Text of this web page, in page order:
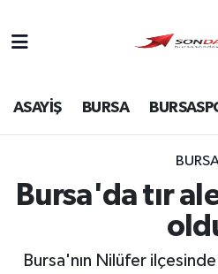
ASAYİŞ BURSA
Bursa'da tır
Bursa'nın Nilüfer
Bursa
Ekonomi